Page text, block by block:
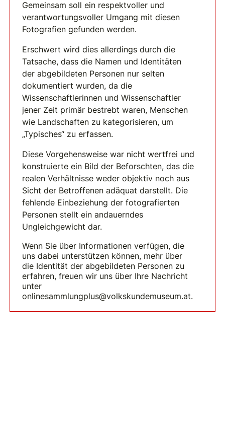
Gemeinsam soll ein respektvoller und
verantwortungsvoller Umgang mit diesen
Fotografien gefunden werden.
Erschwert wird dies allerdings durch die
Tatsache, dass die Namen und Identitäten
der abgebildeten Personen nur selten
dokumentiert wurden, da die
Wissenschaftlerinnen und Wissenschaftler
jener Zeit primär bestrebt waren, Menschen
wie Landschaften zu kategorisieren, um
„Typisches“ zu erfassen.
Diese Vorgehensweise war nicht wertfrei und
konstruierte ein Bild der Beforschten, das die
realen Verhältnisse weder objektiv noch aus
Sicht der Betroffenen adäquat darstellt. Die
fehlende Einbeziehung der fotografierten
Personen stellt ein andauerndes
Ungleichgewicht dar.
Wenn Sie über Informationen verfügen, die
uns dabei unterstützen können, mehr über
die Identität der abgebildeten Personen zu
erfahren, freuen wir uns über Ihre Nachricht
unter
onlinesammlungplus@volkskundemuseum.at.